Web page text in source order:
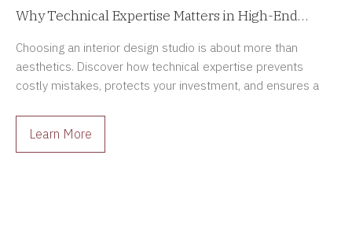
Why Technical Expertise Matters in High-End
Choosing an interior design studio is about more than
aesthetics. Discover how technical expertise prevents
costly mistakes, protects your investment, and ensures a
Learn More